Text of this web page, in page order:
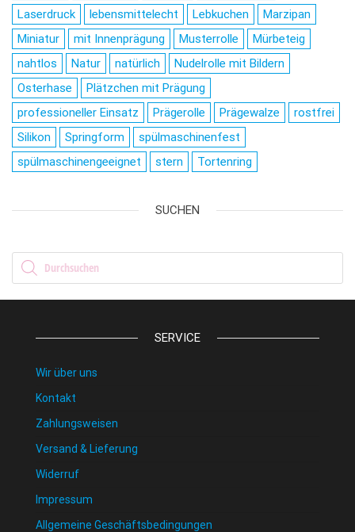
Laserdruck
lebensmittelecht Lebkuchen
Marzipan
Miniatur
mit Innenprägung Musterrolle
Mürbeteig
nahtlos
Natur natürlich
Nudelrolle mit Bildern
Osterhase
Plätzchen mit Prägung
professioneller Einsatz
Prägerolle Prägewalze
rostfrei
Silikon
Springform
spülmaschinenfest
spülmaschinengeeignet
stern Tortenring
SUCHEN
Products search
SERVICE
Wir über uns
Kontakt
Zahlungsweisen
Versand & Lieferung
Widerruf
Impressum
Allgemeine Geschäftsbedingungen